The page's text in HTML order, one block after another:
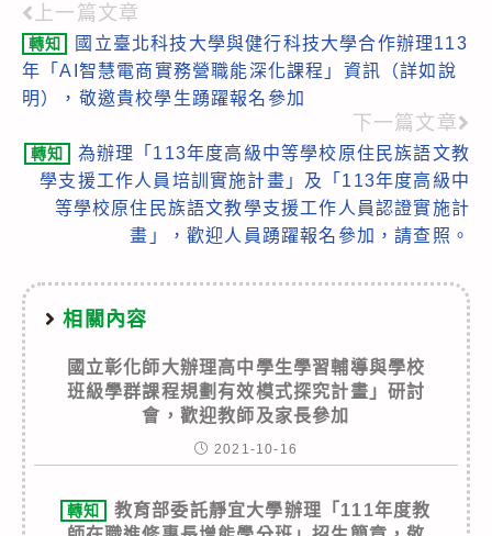
Read
more
articles
上一篇文章
轉知
國立臺北科技大學與健行科技大學合作辦理113
年「AI智慧電商實務營職能深化課程」資訊（詳如說
明），敬邀貴校學生踴躍報名參加
下一篇文章
轉知
為辦理「113年度高級中等學校原住民族語文教
學支援工作人員培訓實施計畫」及「113年度高級中
等學校原住民族語文教學支援工作人員認證實施計
畫」，歡迎人員踴躍報名參加，請查照。
相關內容
國立彰化師大辦理高中學生學習輔導與學校
班級學群課程規劃有效模式探究計畫」研討
會，歡迎教師及家長參加
2021-10-16
轉知
教育部委託靜宜大學辦理「111年度教